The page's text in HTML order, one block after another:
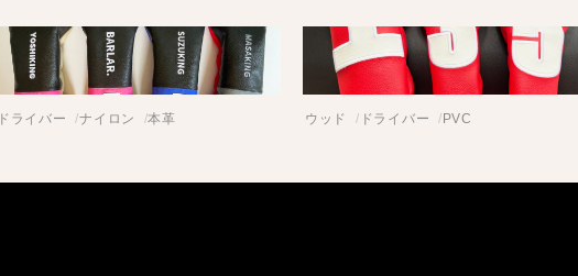
ドライバー ナイロン 本革 ウッド ドライバー PVC